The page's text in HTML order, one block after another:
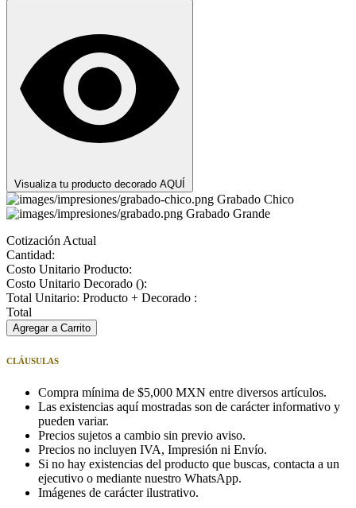
Visualiza tu producto decorado AQUÍ
Grabado Chico
Grabado Grande
Cotización Actual
Cantidad:
Costo Unitario Producto:
Costo Unitario Decorado ():
Total Unitario: Producto + Decorado :
Total
Agregar a Carrito
CLÁUSULAS
Compra mínima de $5,000 MXN entre diversos artículos.
Las existencias aquí mostradas son de carácter informativo y
pueden variar.
Precios sujetos a cambio sin previo aviso.
Precios no incluyen IVA, Impresión ni Envío.
Si no hay existencias del producto que buscas, contacta a un
ejecutivo o mediante nuestro WhatsApp.
Imágenes de carácter ilustrativo.